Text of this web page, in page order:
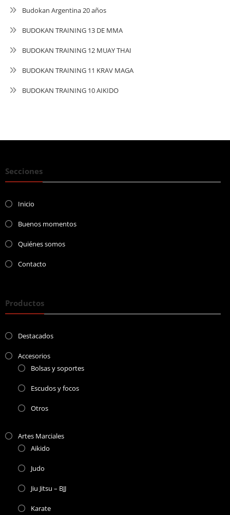
Budokan Argentina 20 años
BUDOKAN TRAINING 13 DE MMA
BUDOKAN TRAINING 12 MUAY THAI
BUDOKAN TRAINING 11 KRAV MAGA
BUDOKAN TRAINING 10 AIKIDO
Secciones
Inicio
Buenos momentos
Quiénes somos
Contacto
Productos
Destacados
Accesorios
Bolsas y soportes
Escudos y focos
Otros
Artes Marciales
Aikido
Judo
Jiu Jitsu – BJJ
Karate